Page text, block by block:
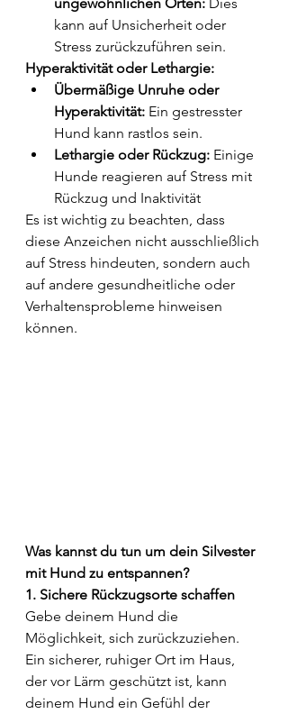
kann auf Unsicherheit oder
Stress zurückzuführen sein.
Hyperaktivität oder Lethargie:
Übermäßige Unruhe oder
Hyperaktivität: Ein gestresster
Hund kann rastlos sein.
Lethargie oder Rückzug: Einige
Hunde reagieren auf Stress mit
Rückzug und Inaktivität
Es ist wichtig zu beachten, dass
diese Anzeichen nicht ausschließlich
auf Stress hindeuten, sondern auch
auf andere gesundheitliche oder
Verhaltensprobleme hinweisen
können.
Was kannst du tun um dein Silvester
mit Hund zu entspannen?
1. Sichere Rückzugsorte schaffen
Gebe deinem Hund die
Möglichkeit, sich zurückzuziehen.
Ein sicherer, ruhiger Ort im Haus,
der vor Lärm geschützt ist, kann
deinem Hund ein Gefühl der